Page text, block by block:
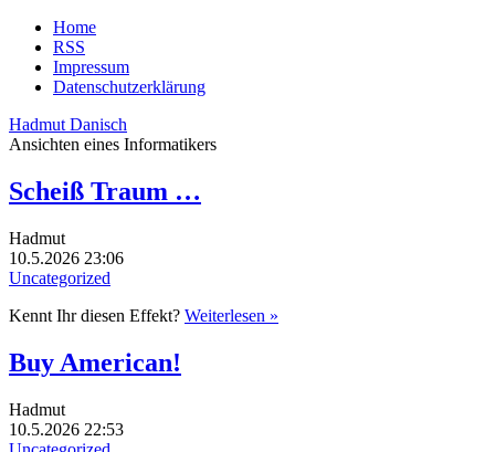
Home
RSS
Impressum
Datenschutzerklärung
Hadmut Danisch
Ansichten eines Informatikers
Scheiß Traum …
Hadmut
10.5.2026 23:06
Uncategorized
Kennt Ihr diesen Effekt? Weiterlesen »
Buy American!
Hadmut
10.5.2026 22:53